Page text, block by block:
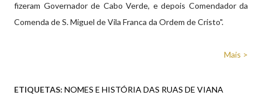
fizeram Governador de Cabo Verde, e depois Comendador da
Comenda de S. Miguel de Vila Franca da Ordem de Cristo".
Mais >
ETIQUETAS: NOMES E HISTÓRIA DAS RUAS DE VIANA